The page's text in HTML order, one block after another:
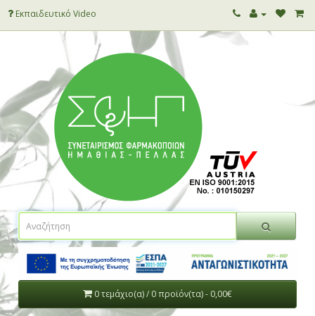
Εκπαιδευτικό Video
0 τεμάχιο(α) / 0 προϊόν(τα) - 0,00€